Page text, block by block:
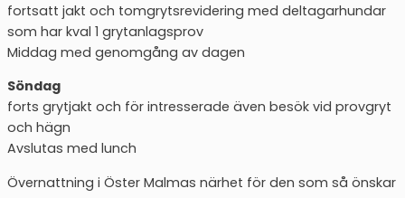
fortsatt jakt och tomgrytsrevidering med deltagarhundar
som har kval 1 grytanlagsprov
Middag med genomgång av dagen
Söndag
forts grytjakt och för intresserade även besök vid provgryt
och hägn
Avslutas med lunch
Övernattning i Öster Malmas närhet för den som så önskar